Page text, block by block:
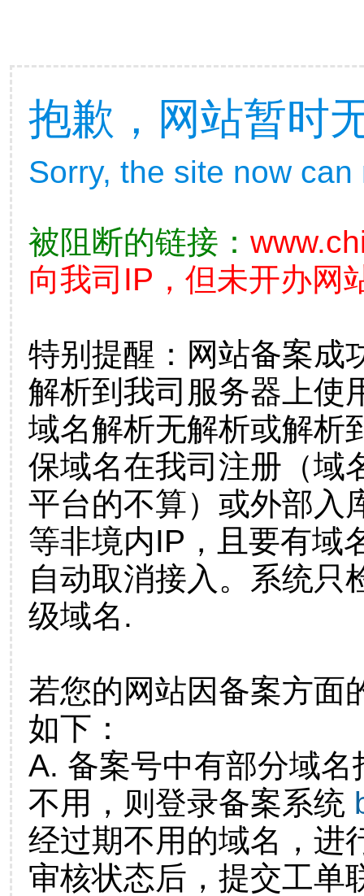
抱歉，网站暂时
Sorry, the site now
被阻断的链接：
向我司IP，但未开办网
特别提醒：网站备案成
解析到我司服务器上使
域名解析无解析或解析
保域名在我司注册（域
平台的不算）或外部入
等非境内IP，且要有域
自动取消接入。系统只
级域名.
若您的网站因备案方面
如下：
A. 备案号中有部分域
不用，则登录备案系统
经过期不用的域名，进
审核状态后，提交工单